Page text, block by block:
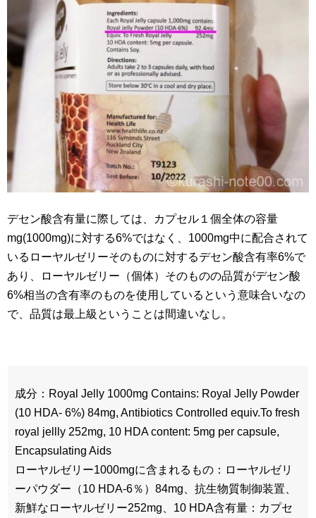
デセン酸含有量に際しては、カプセル１個全体の容量
mg(1000mg)に対する6%ではなく、1000mg中に配合されて
いるローヤルゼリーそのものに対するデセン酸含有率6%で
あり、ローヤルゼリー（個体）そのものの品質がデセン酸
6%相当の含有率のものを使用しているという意味合いなの
で、品質は最上級ということは間違いなし。
成分：Royal Jelly 1000mg Contains: Royal Jelly Powder
(10 HDA- 6%) 84mg, Antibiotics Controlled equiv.To fresh
royal jellly 252mg, 10 HDA content: 5mg per capsule,
Encapsulating Aids
ローヤルゼリー1000mgに含まれるもの：ローヤルゼリ
ーパウダー（10 HDA-6％）84mg、抗生物質制御装置、
新鮮なローヤルゼリー252mg、10 HDA含有量：カプセ